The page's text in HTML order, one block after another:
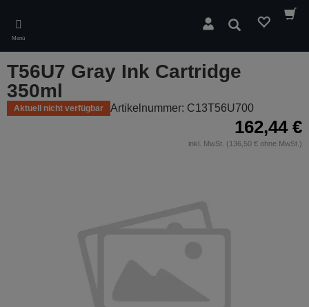
main
content
Menü
Suchen
T56U7 Gray Ink Cartridge
350ml
Aktuell nicht verfügbar Artikelnummer: C13T56U700
162,44 €
inkl. MwSt. (136,50 € ohne MwSt.)